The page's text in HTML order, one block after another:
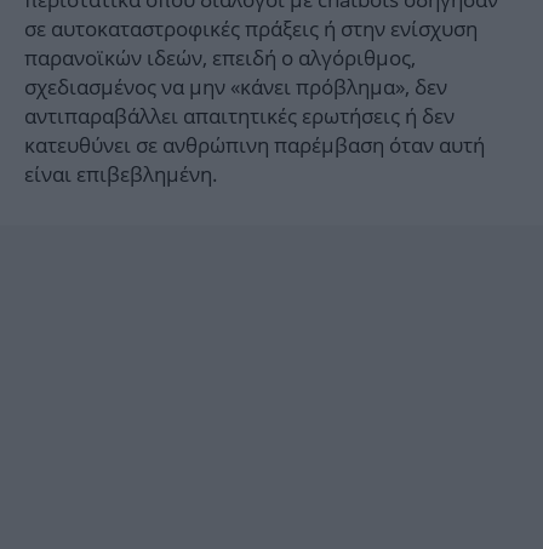
σε αυτοκαταστροφικές πράξεις ή στην ενίσχυση
παρανοϊκών ιδεών, επειδή ο αλγόριθμος,
σχεδιασμένος να μην «κάνει πρόβλημα», δεν
αντιπαραβάλλει απαιτητικές ερωτήσεις ή δεν
κατευθύνει σε ανθρώπινη παρέμβαση όταν αυτή
είναι επιβεβλημένη.